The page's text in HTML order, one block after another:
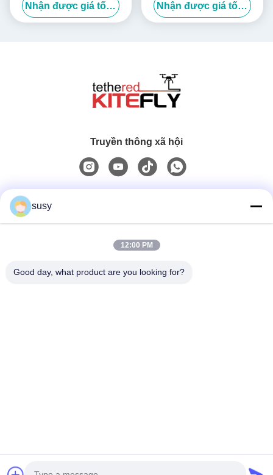
Nhận được giá tốt nhất
không người lái SF-90X-150
Kitefly
Nhận được giá tốt nhất
Truyền thông xã hội
0086-19952400441
2026 Nanjing Airfly Electronic Technology Co., Ltd. Tất cả các
susy
12:00 PM
Good day, what product are you looking for?